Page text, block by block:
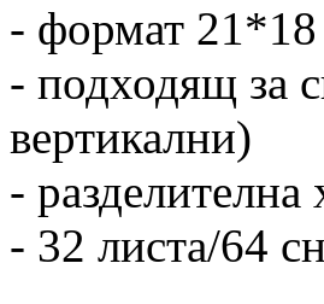
- формат
- подходящ за
вертикални)
- разделителна
- 32 листа/64